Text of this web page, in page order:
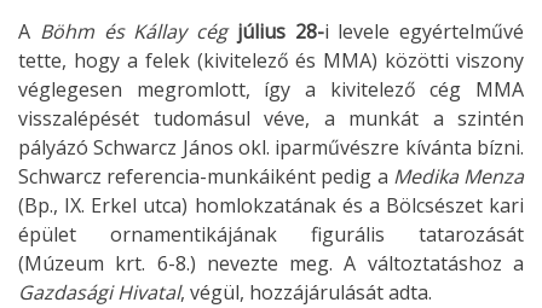
A Böhm és Kállay cég július 28-i levele egyértelművé
tette, hogy a felek (kivitelező és MMA) közötti viszony
véglegesen megromlott, így a kivitelező cég MMA
visszalépését tudomásul véve, a munkát a szintén
pályázó Schwarcz János okl. iparművészre kívánta bízni.
Schwarcz referencia-munkáiként pedig a Medika Menza
(Bp., IX. Erkel utca) homlokzatának és a Bölcsészet kari
épület ornamentikájának figurális tatarozását
(Múzeum krt. 6-8.) nevezte meg. A változtatáshoz a
Gazdasági Hivatal, végül, hozzájárulását adta.